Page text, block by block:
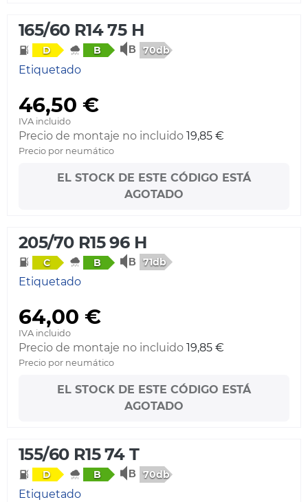
165/60 R14 75 H
D B 70db
Etiquetado
46,50 €
IVA incluido
Precio de montaje no incluido 19,85 €
Precio por neumático
EL STOCK DE ESTE CÓDIGO ESTÁ
AGOTADO
205/70 R15 96 H
C B 71db
Etiquetado
64,00 €
IVA incluido
Precio de montaje no incluido 19,85 €
Precio por neumático
EL STOCK DE ESTE CÓDIGO ESTÁ
AGOTADO
155/60 R15 74 T
D B 70db
Etiquetado